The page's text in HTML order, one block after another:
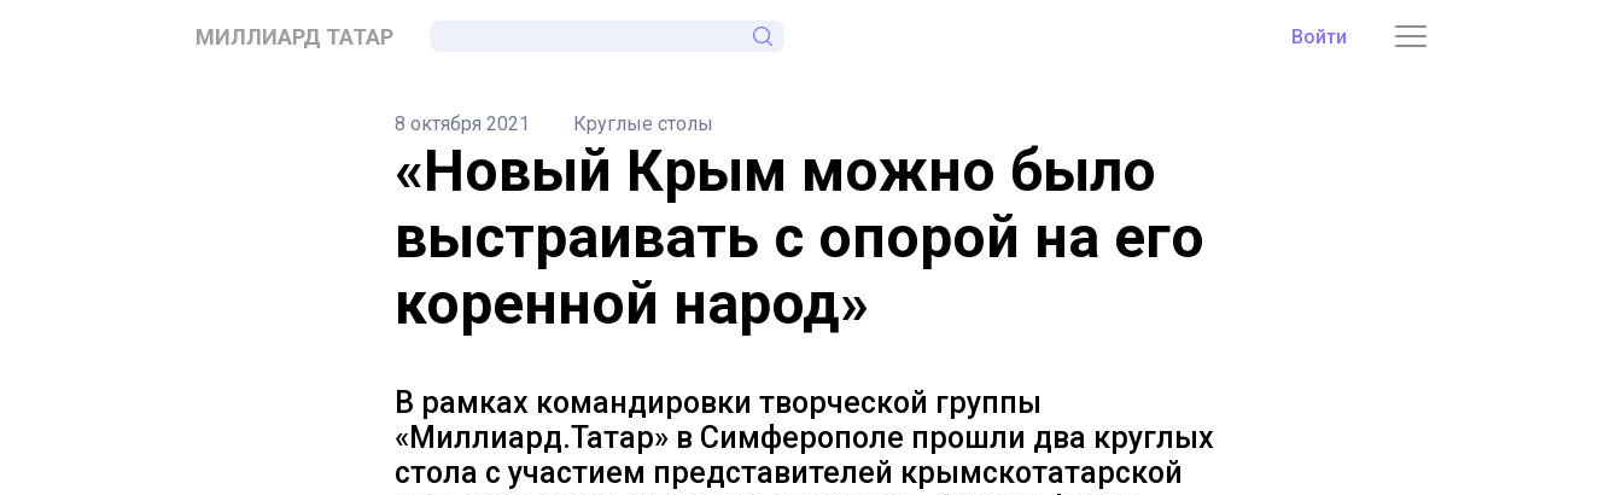
МИЛЛИАРД ТАТАР Войти
8 октября 2021 Круглые столы
«Новый Крым можно было
выстраивать с опорой на его
коренной народ»
В рамках командировки творческой группы
«Миллиард.Татар» в Симферополе прошли два круглых
стола с участием представителей крымскотатарской